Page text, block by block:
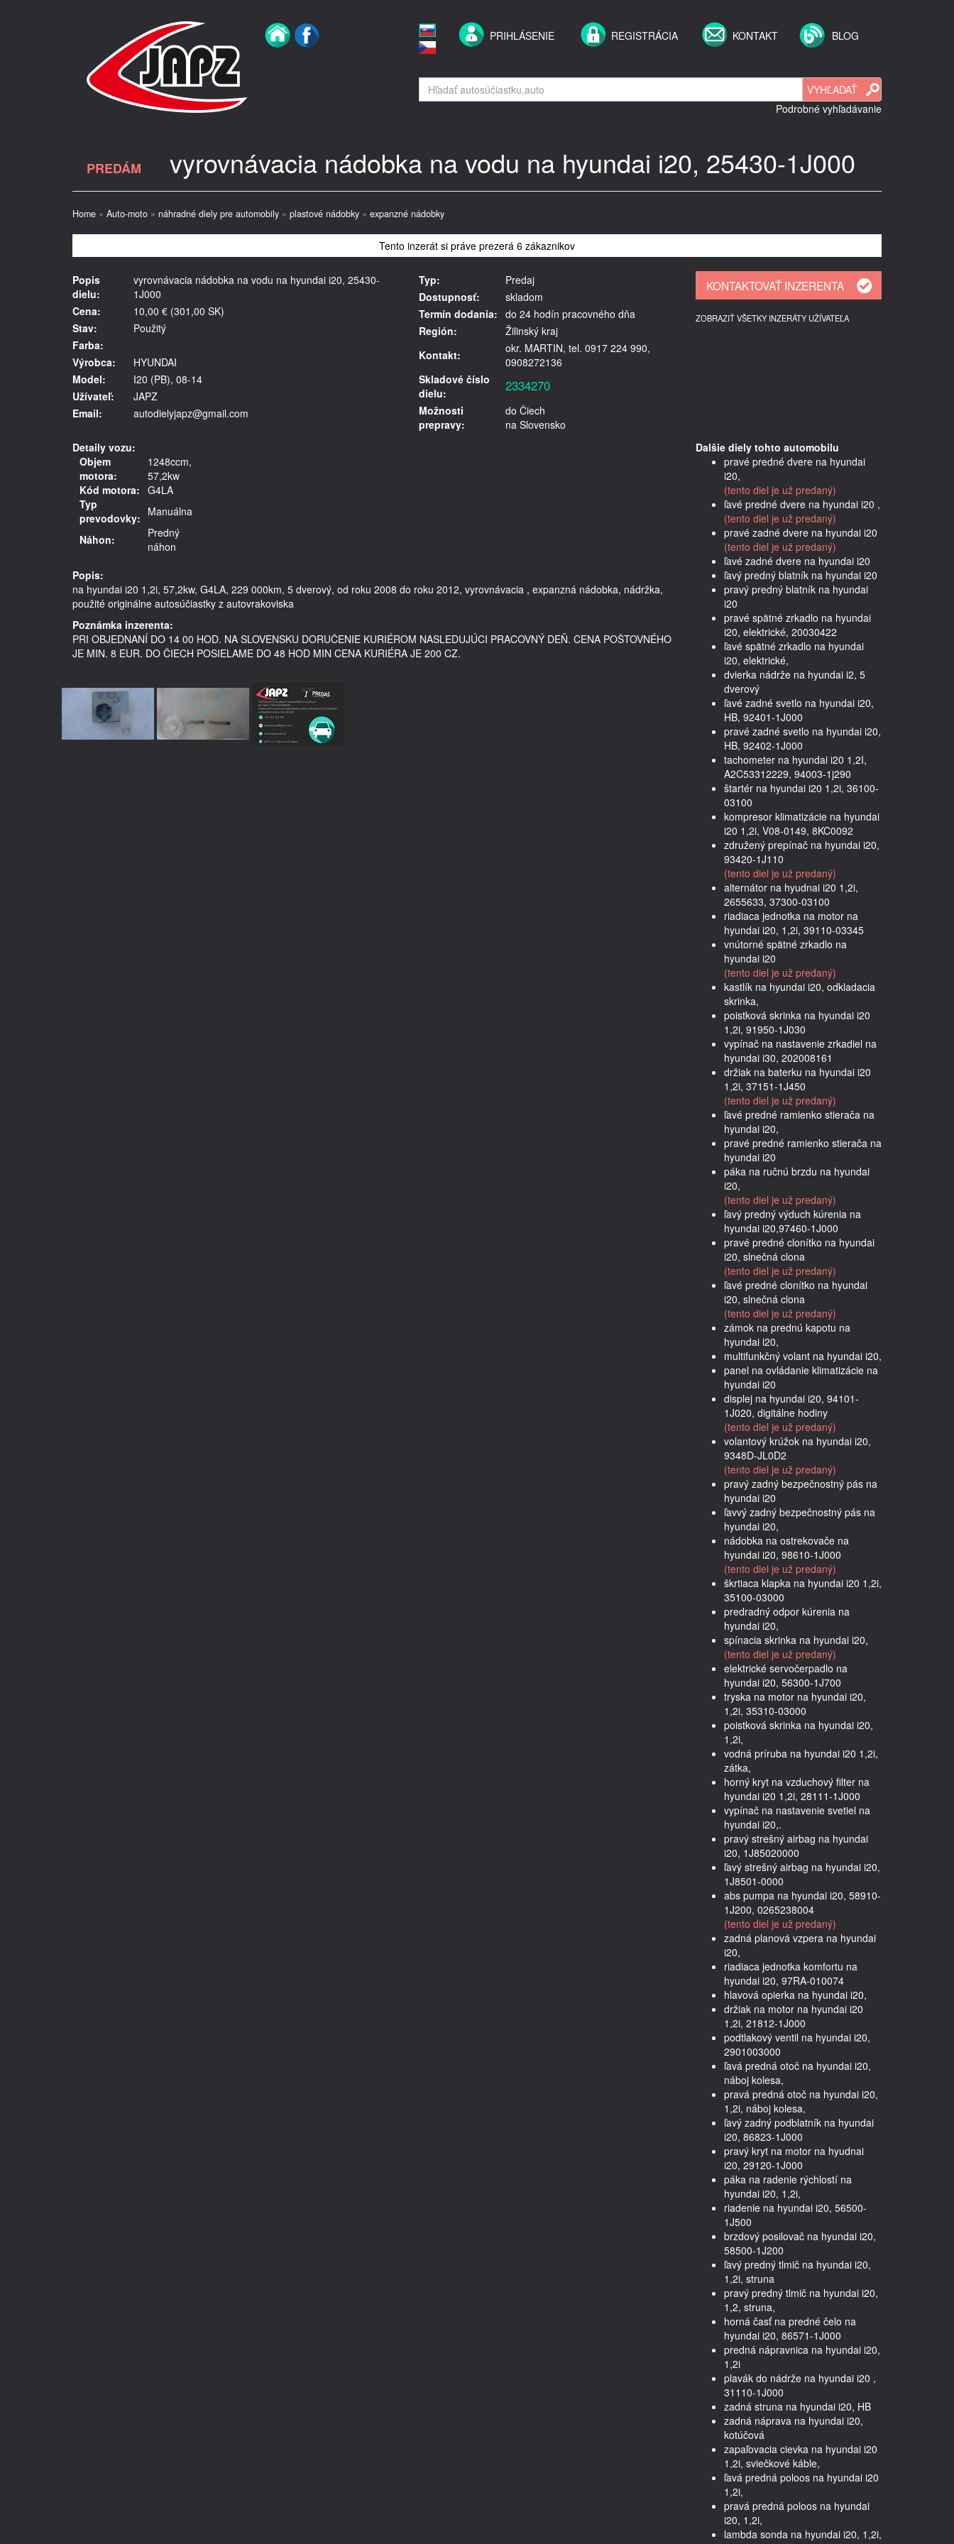
PRIHLÁSENIE REGISTRÁCIA KONTAKT BLOG
Podrobné vyhľadávanie
PREDÁM vyrovnávacia nádobka na vodu na hyundai i20, 25430-1J000
Home » Auto-moto » náhradné diely pre automobily » plastové nádobky » expanzné nádobky
Tento inzerát si práve prezerá 6 zákaznikov
Popis
dielu:
vyrovnávacia nádobka na vodu na hyundai i20, 25430-
1J000
Cena:
10,00 € (301,00 SK)
Stav:
Použitý
Farba:
Výrobca:
HYUNDAI
Model:
I20 (PB), 08-14
Užívateľ:
JAPZ
Email:
autodielyjapz@gmail.com
Typ:
Predaj
Dostupnosť:
skladom
Termín dodania: do 24 hodín pracovného dňa
Región:
Žilinský kraj
Kontakt:
okr. MARTIN, tel. 0917 224 990,
0908272136
Skladové číslo
dielu:
2334270
Možnosti
prepravy:
do Čiech
na Slovensko
ZOBRAZIŤ VŠETKY INZERÁTY UŽÍVATEĽA
Detaily vozu:
Objem
motora:
1248ccm,
57,2kw
Kód motora: G4LA
Typ
prevodovky: Manuálna
Náhon:
Predný
náhon
Popis:
na hyundai i20 1,2i, 57,2kw, G4LA, 229 000km, 5 dverový, od roku 2008 do roku 2012, vyrovnávacia , expanzná nádobka, nádržka,
Poznámka inzerenta:
PRI OBJEDNANÍ DO 14 00 HOD. NA SLOVENSKU DORUČENIE KURIÉROM NASLEDUJÚCI PRACOVNÝ DEŇ. CENA POŠTOVNÉHO
JE MIN. 8 EUR. DO ČIECH POSIELAME DO 48 HOD MIN CENA KURIÉRA JE 200 CZ.
Dalšie diely tohto automobilu
pravé predné dvere na hyundai
i20,
(tento diel je už predaný)
ľavé predné dvere na hyundai i20 ,
(tento diel je už predaný)
pravé zadné dvere na hyundai i20
(tento diel je už predaný)
ľavé zadné dvere na hyundai i20
ľavý predný blatník na hyundai i20
pravý predný blatník na hyundai
i20
pravé spätné zrkadlo na hyundai
i20, elektrické, 20030422
ľavé spätné zrkadlo na hyundai
i20, elektrické,
dvierka nádrže na hyundai i2, 5
dverový
ľavé zadné svetlo na hyundai i20,
HB, 92401-1J000
pravé zadné svetlo na hyundai i20,
HB, 92402-1J000
tachometer na hyundai i20 1,2I,
A2C53312229, 94003-1j290
štartér na hyundai i20 1,2i, 36100-
03100
kompresor klimatizácie na hyundai
i20 1,2i, V08-0149, 8KC0092
združený prepínač na hyundai i20,
93420-1J110
(tento diel je už predaný)
alternátor na hyudnai i20 1,2i,
2655633, 37300-03100
riadiaca jednotka na motor na
hyundai i20, 1,2i, 39110-03345
vnútorné spätné zrkadlo na
hyundai i20
(tento diel je už predaný)
kastlík na hyundai i20, odkladacia
skrinka,
poistková skrinka na hyundai i20
1,2i, 91950-1J030
vypínač na nastavenie zrkadiel na
hyundai i30, 202008161
držiak na baterku na hyundai i20
1,2i, 37151-1J450
(tento diel je už predaný)
ľavé predné ramienko stierača na
hyundai i20,
pravé predné ramienko stierača na
hyundai i20
páka na ručnú brzdu na hyundai
i20,
(tento diel je už predaný)
ľavý predný výduch kúrenia na
hyundai i20,97460-1J000
pravé predné clonítko na hyundai
i20, slnečná clona
(tento diel je už predaný)
ľavé predné clonítko na hyundai
i20, slnečná clona
(tento diel je už predaný)
zámok na prednú kapotu na
hyundai i20,
multifunkčný volant na hyundai i20,
panel na ovládanie klimatizácie na
hyundai i20
displej na hyundai i20, 94101-
1J020, digitálne hodiny
(tento diel je už predaný)
volantový krúžok na hyundai i20,
9348D-JL0D2
(tento diel je už predaný)
pravý zadný bezpečnostný pás na
hyundai i20
ľavvý zadný bezpečnostný pás na
hyundai i20,
nádobka na ostrekovače na
hyundai i20, 98610-1J000
(tento diel je už predaný)
škrtiaca klapka na hyundai i20 1,2i,
35100-03000
predradný odpor kúrenia na
hyundai i20,
spínacia skrinka na hyundai i20,
(tento diel je už predaný)
elektrické servočerpadlo na
hyundai i20, 56300-1J700
tryska na motor na hyundai i20,
1,2i, 35310-03000
poistková skrinka na hyundai i20,
1,2i,
vodná príruba na hyundai i20 1,2i,
zátka,
horný kryt na vzduchový filter na
hyundai i20 1,2i, 28111-1J000
vypínač na nastavenie svetiel na
hyundai i20,.
pravý strešný airbag na hyundai
i20, 1J85020000
ľavý strešný airbag na hyundai i20,
1J8501-0000
abs pumpa na hyundai i20, 58910-
1J200, 0265238004
(tento diel je už predaný)
zadná planová vzpera na hyundai
i20,
riadiaca jednotka komfortu na
hyundai i20, 97RA-010074
hlavová opierka na hyundai i20,
držiak na motor na hyundai i20
1,2i, 21812-1J000
podtlakový ventil na hyundai i20,
2901003000
ľavá predná otoč na hyundai i20,
náboj kolesa,
pravá predná otoč na hyundai i20,
1,2i, náboj kolesa,
ľavý zadný podblatník na hyundai
i20, 86823-1J000
pravý kryt na motor na hyudnai
i20, 29120-1J000
páka na radenie rýchlostí na
hyundai i20, 1,2i,
riadenie na hyundai i20, 56500-
1J500
brzdový posilovač na hyundai i20,
58500-1J200
ľavý predný tlmič na hyundai i20,
1,2i, struna
pravý predný tlmič na hyundai i20,
1,2, struna,
horná časť na predné čelo na
hyundai i20, 86571-1J000
predná nápravnica na hyundai i20,
1,2i
plavák do nádrže na hyundai i20 ,
31110-1J000
zadná struna na hyundai i20, HB
zadná náprava na hyundai i20,
kotúčová
zapaľovacia cievka na hyundai i20
1,2i, sviečkové káble,
ľavá predná poloos na hyundai i20
1,2i,
pravá predná poloos na hyundai
i20, 1,2i,
lambda sonda na hyundai i20, 1,2i,